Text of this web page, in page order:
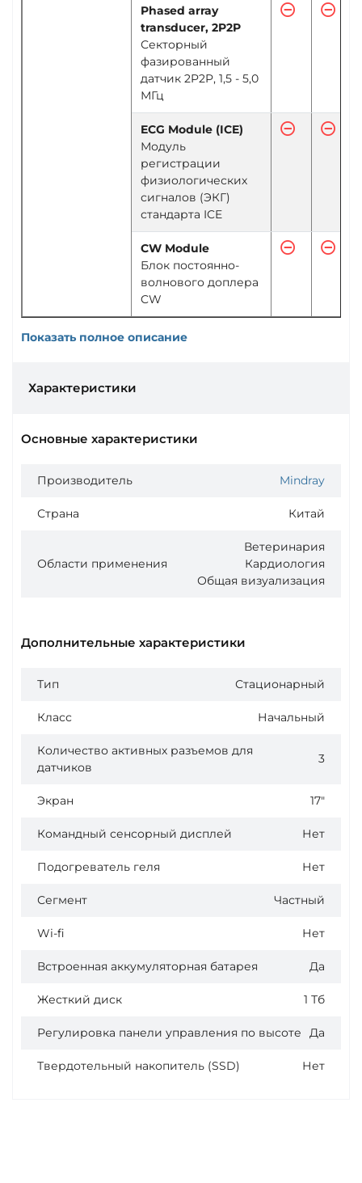
Phased array
transducer, 2P2P
Секторный
фазированный
датчик 2P2P, 1,5 - 5,0
МГц
ECG Module (ICE)
Модуль
регистрации
физиологических
сигналов (ЭКГ)
стандарта ICE
CW Module
Блок постоянно-
волнового доплера
CW
Показать полное описание
Характеристики
Основные характеристики
Производитель Mindray
Страна Китай
Области применения
Ветеринария
Кардиология
Общая визуализация
Дополнительные характеристики
Тип Стационарный
Класс Начальный
Количество активных разъемов для
датчиков
3
Экран 17"
Командный сенсорный дисплей Нет
Подогреватель геля Нет
Сегмент Частный
Wi-fi Нет
Встроенная аккумуляторная батарея Да
Жесткий диск 1 Тб
Регулировка панели управления по высоте Да
Твердотельный накопитель (SSD) Нет